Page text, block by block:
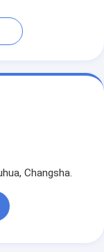
Changsha.